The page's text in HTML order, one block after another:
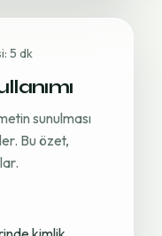
5 dk
sunulması
Bu özet,